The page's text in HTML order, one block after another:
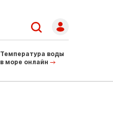
Температура воды
в море онлайн